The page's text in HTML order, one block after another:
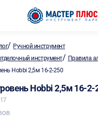
/ Ручной инструмент
инструмент/ Правила
Hobbi 2,5м 16-2-250
Hobbi 2,5м 16-2-